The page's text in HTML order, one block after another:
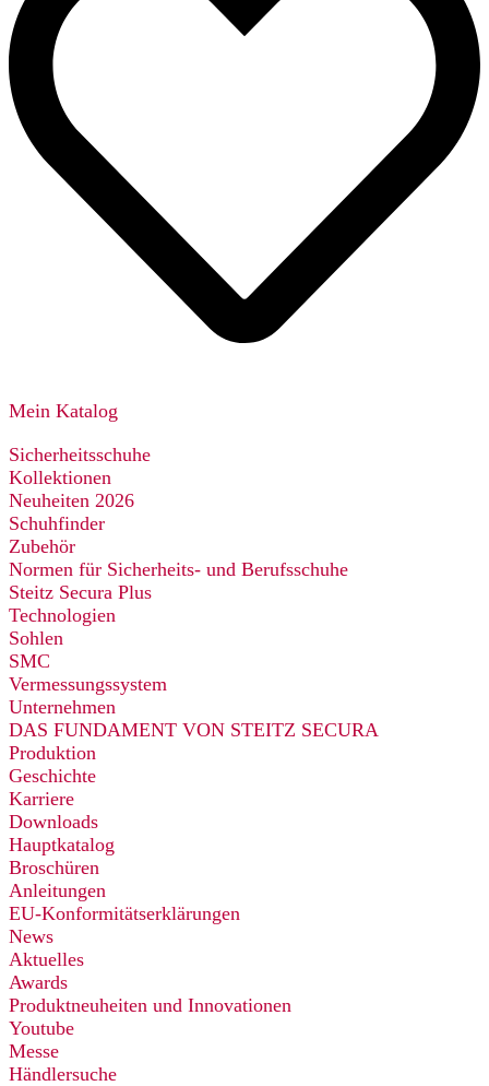
Mein Katalog
Sicherheitsschuhe
Kollektionen
Neuheiten 2026
Schuhfinder
Zubehör
Normen für Sicherheits- und Berufsschuhe
Steitz Secura Plus
Technologien
Sohlen
SMC
Vermessungssystem
Unternehmen
DAS FUNDAMENT VON STEITZ SECURA
Produktion
Geschichte
Karriere
Downloads
Hauptkatalog
Broschüren
Anleitungen
EU-Konformitätserklärungen
News
Aktuelles
Awards
Produktneuheiten und Innovationen
Youtube
Messe
Händlersuche